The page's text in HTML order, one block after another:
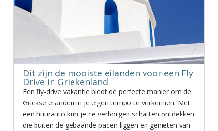
Dit zijn de mooiste eilanden voor een Fly
Drive in Griekenland
Een fly-drive vakantie biedt de perfecte manier om de
Griekse eilanden in je eigen tempo te verkennen. Met
een huurauto kun je de verborgen schatten ontdekken
die buiten de gebaande paden liggen en genieten van